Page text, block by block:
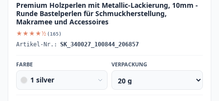
Premium Holzperlen mit Metallic-Lackierung, 10mm -
Runde Bastelperlen für Schmuckherstellung,
Makramee und Accessoires
★★★★½ (165)
Artikel-Nr.: SK_340027_100844_206857
FARBE
1 silver
VERPACKUNG